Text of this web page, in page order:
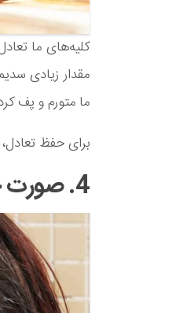
کلیه‌های ما
مقدار زیادی
ما متورم و پف
برای حفظ
4. صورت خود را زیر دوش نشویید